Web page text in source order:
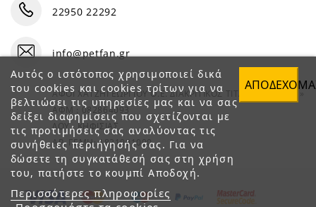
Αυτός ο ιστότοπος χρησιμοποιεί δικά
του cookies και cookies τρίτων για να
βελτιώσει τις υπηρεσίες μας και να σας
δείξει διαφημίσεις που σχετίζονται με
τις προτιμήσεις σας αναλύοντας τις
συνήθειες περιήγησής σας. Για να
δώσετε τη συγκατάθεσή σας στη χρήση
του, πατήστε το κουμπί Αποδοχή.
Περισσότερες πληροφορίες
22950 22292
info@petfan.gr
ΑΦΟΙ ΧΑΤΖΗΓΕΩΡΓΙΟΥ Ο.Ε. ΔΙΑΚΡΙΤΙΚΟΣ ΤΙΤΛΟΣ «PET FAN»
ΑΦΜ : 082864093
ΔΟΥ : ΚΗΦΙΣΙΑΣ
ΑΡ. ΓΕΜΗ: 1821901000